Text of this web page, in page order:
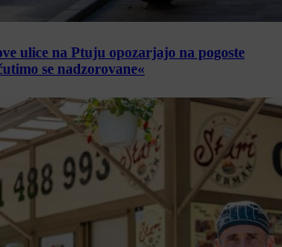
ulice na Ptuju opozarjajo na pogoste
se nadzorovane«